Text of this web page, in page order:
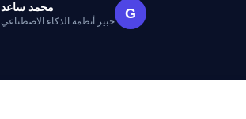
G محمد ساعد
خبير أنظمة الذكاء الاصطناعي